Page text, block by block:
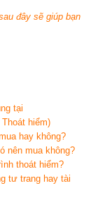
đây sẽ giúp bạn
tại
hiểm)
hay không?
nên mua không?
thoát hiểm?
tư trang hay tài